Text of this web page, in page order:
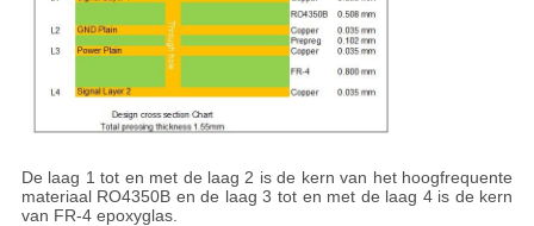
De laag 1 tot en met de laag 2 is de kern van het hoogfrequente
materiaal RO4350B en de laag 3 tot en met de laag 4 is de kern
van FR-4 epoxyglas.